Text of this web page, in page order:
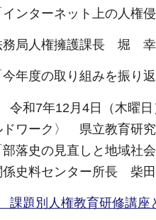
インターネット上の人権侵
務局人権擁護課長 堀
今年度の取り組みを振り返
和7年12月4日（木曜日
ドワーク〉 県立教育研
部落史の見直しと地域社会
係史料センター所長 柴
題別人権教育研修講座